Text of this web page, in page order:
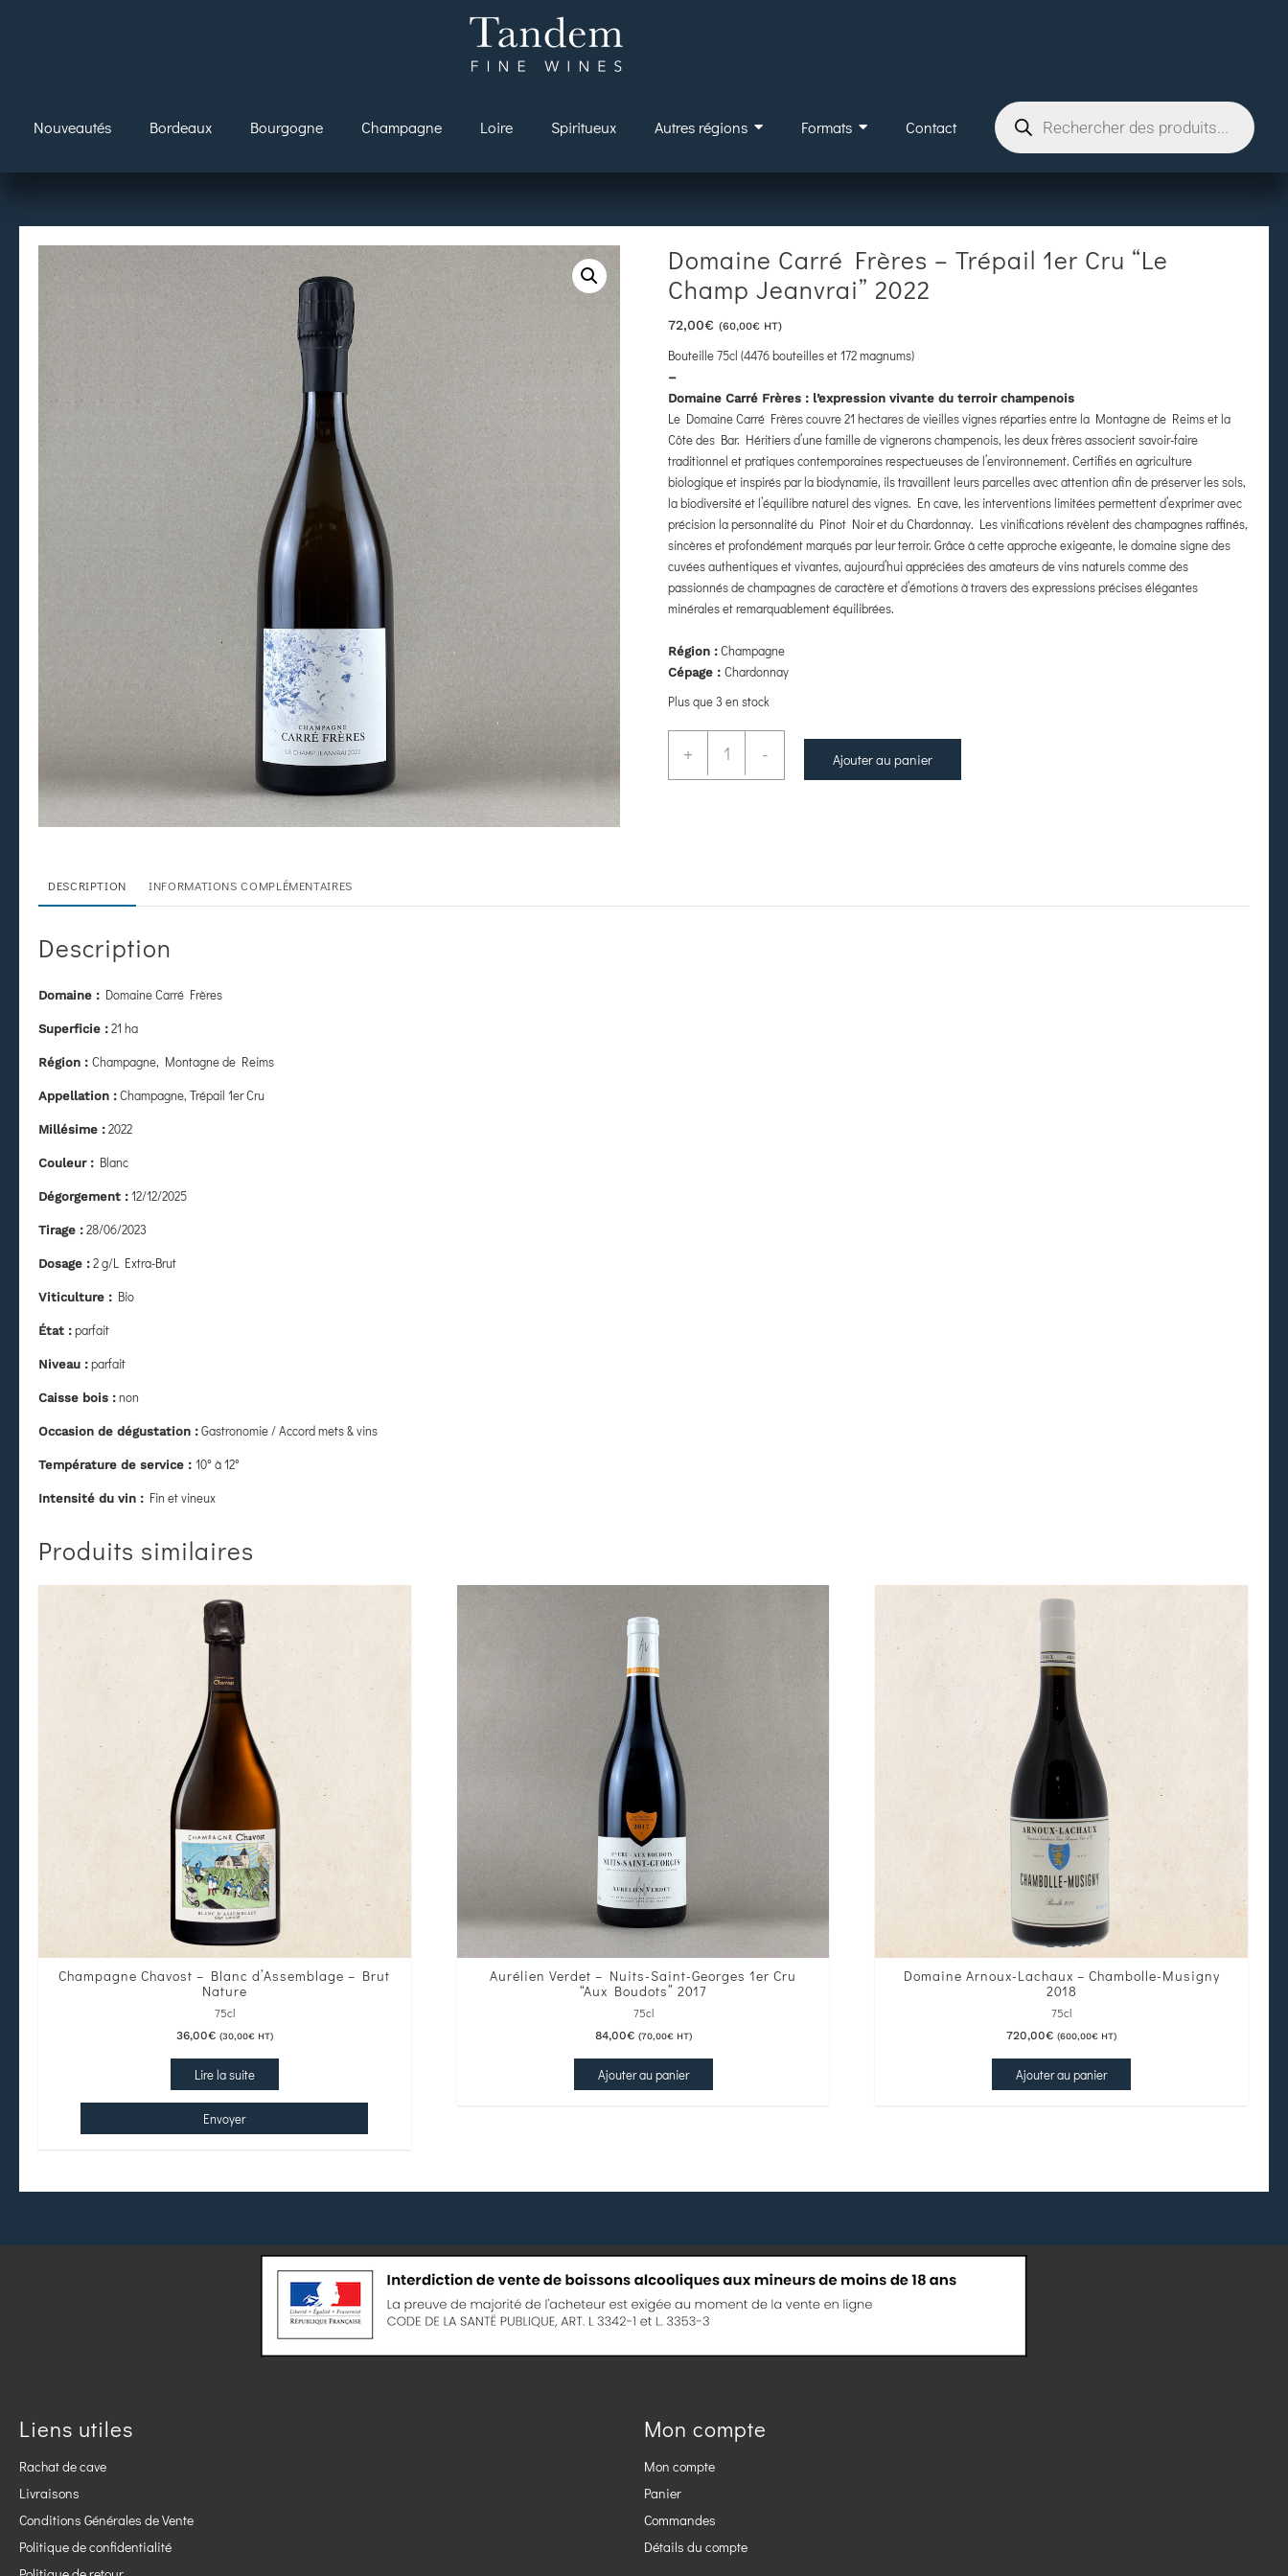
Nouveautés Bordeaux Bourgogne Champagne Loire Spiritueux Autres régions Formats Contact
Domaine Carré Frères – Trépail 1er Cru “Le
Champ Jeanvrai” 2022
72,00€ (60,00€ HT)
Bouteille 75cl (4476 bouteilles et 172 magnums)
–
Domaine Carré Frères : l’expression vivante du terroir champenois
Le Domaine Carré Frères couvre 21 hectares de vieilles vignes réparties entre la Montagne de Reims et la
Côte des Bar. Héritiers d’une famille de vignerons champenois, les deux frères associent savoir-faire
traditionnel et pratiques contemporaines respectueuses de l’environnement. Certifiés en agriculture
biologique et inspirés par la biodynamie, ils travaillent leurs parcelles avec attention afin de préserver les sols,
la biodiversité et l’équilibre naturel des vignes. En cave, les interventions limitées permettent d’exprimer avec
précision la personnalité du Pinot Noir et du Chardonnay. Les vinifications révèlent des champagnes raffinés,
sincères et profondément marqués par leur terroir. Grâce à cette approche exigeante, le domaine signe des
cuvées authentiques et vivantes, aujourd’hui appréciées des amateurs de vins naturels comme des
passionnés de champagnes de caractère et d’émotions à travers des expressions précises élégantes
minérales et remarquablement équilibrées.
Région : Champagne
Cépage :Chardonnay
Plus que 3 en stock
+ - Ajouter au panier
DESCRIPTION INFORMATIONS COMPLÉMENTAIRES
Description
Domaine : Domaine Carré Frères
Superficie : 21 ha
Région : Champagne, Montagne de Reims
Appellation : Champagne, Trépail 1er Cru
Millésime : 2022
Couleur : Blanc
Dégorgement : 12/12/2025
Tirage : 28/06/2023
Dosage : 2 g/L Extra-Brut
Viticulture : Bio
État : parfait
Niveau : parfait
Caisse bois : non
Occasion de dégustation : Gastronomie / Accord mets & vins
Température de service : 10° à 12°
Intensité du vin : Fin et vineux
Produits similaires
Champagne Chavost – Blanc d’Assemblage – Brut
Nature
75cl
36,00€ (30,00€HT)
Lire la suite
Envoyer
Aurélien Verdet – Nuits-Saint-Georges 1er Cru
“Aux Boudots” 2017
75cl
84,00€ (70,00€HT)
Ajouter au panier
Domaine Arnoux-Lachaux – Chambolle-Musigny
2018
75cl
720,00€ (600,00€ HT)
Ajouter au panier
Liens utiles
Rachat de cave
Livraisons
Conditions Générales de Vente
Politique de confidentialité
Mon compte
Mon compte
Panier
Commandes
Détails du compte